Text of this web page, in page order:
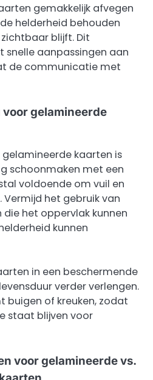
gemakkelijk afvegen
helderheid behouden
blijft. Dit
snelle aanpassingen aan
de communicatie met
gelamineerde
kaarten is
schoonmaken met een
voldoende om vuil en
Vermijd het gebruik van
het oppervlak kunnen
kunnen
in een beschermende
verder verlengen.
buigen of kreuken, zodat
staat blijven voor
voor gelamineerde vs.